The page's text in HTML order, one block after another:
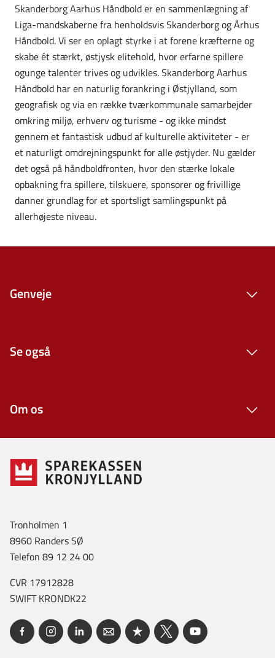
Skanderborg Aarhus Håndbold er en sammenlægning af
Liga-mandskaberne fra henholdsvis Skanderborg og Århus
Håndbold. Vi ser en oplagt styrke i at forene kræfterne og
skabe ét stærkt, østjysk elitehold, hvor erfarne spillere
ogunge talenter trives og udvikles. Skanderborg Aarhus
Håndbold har en naturlig forankring i Østjylland, som
geografisk og via en række tværkommunale samarbejder
omkring miljø, erhverv og turisme - og ikke mindst
gennem et fantastisk udbud af kulturelle aktiviteter - er
et naturligt omdrejningspunkt for alle østjyder. Nu gælder
det også på håndboldfronten, hvor den stærke lokale
opbakning fra spillere, tilskuere, sponsorer og frivillige
danner grundlag for et sportsligt samlingspunkt på
allerhøjeste niveau.
Genveje
Se også
Om os
Tronholmen 1
8960 Randers SØ
Telefon 89 12 24 00
CVR 17912828
SWIFT KRONDK22